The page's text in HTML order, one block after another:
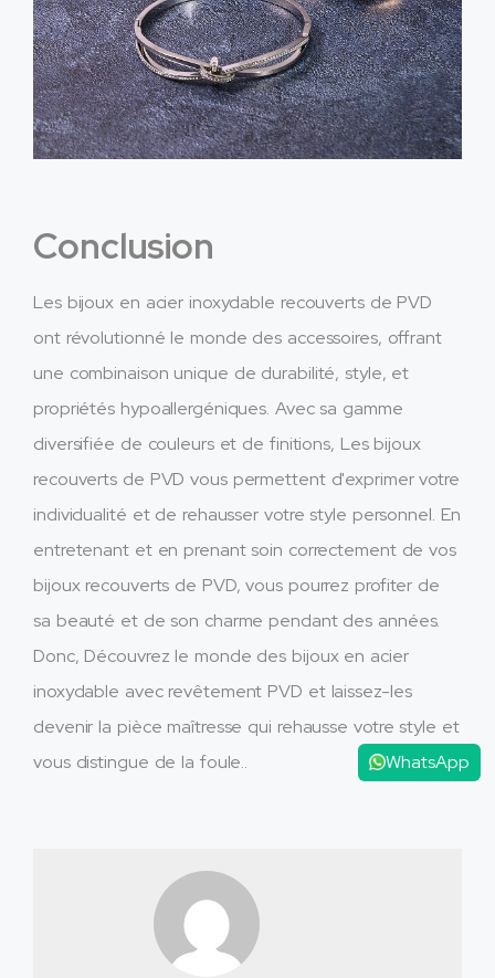
Conclusion
Les bijoux en acier inoxydable recouverts de PVD
ont révolutionné le monde des accessoires, offrant
une combinaison unique de durabilité, style, et
propriétés hypoallergéniques. Avec sa gamme
diversifiée de couleurs et de finitions, Les bijoux
recouverts de PVD vous permettent d'exprimer votre
individualité et de rehausser votre style personnel. En
entretenant et en prenant soin correctement de vos
bijoux recouverts de PVD, vous pourrez profiter de
sa beauté et de son charme pendant des années.
Donc, Découvrez le monde des bijoux en acier
inoxydable avec revêtement PVD et laissez-les
devenir la pièce maîtresse qui rehausse votre style et
vous distingue de la foule..
WhatsApp